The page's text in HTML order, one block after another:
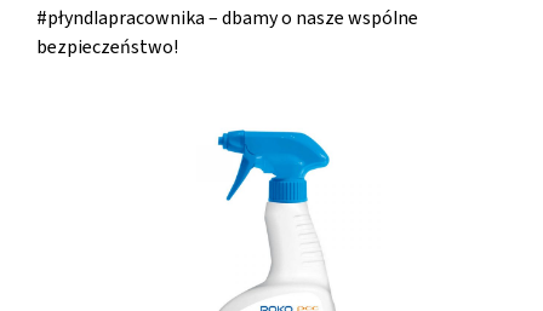
#płyndlapracownika – dbamy o nasze wspólne
bezpieczeństwo!